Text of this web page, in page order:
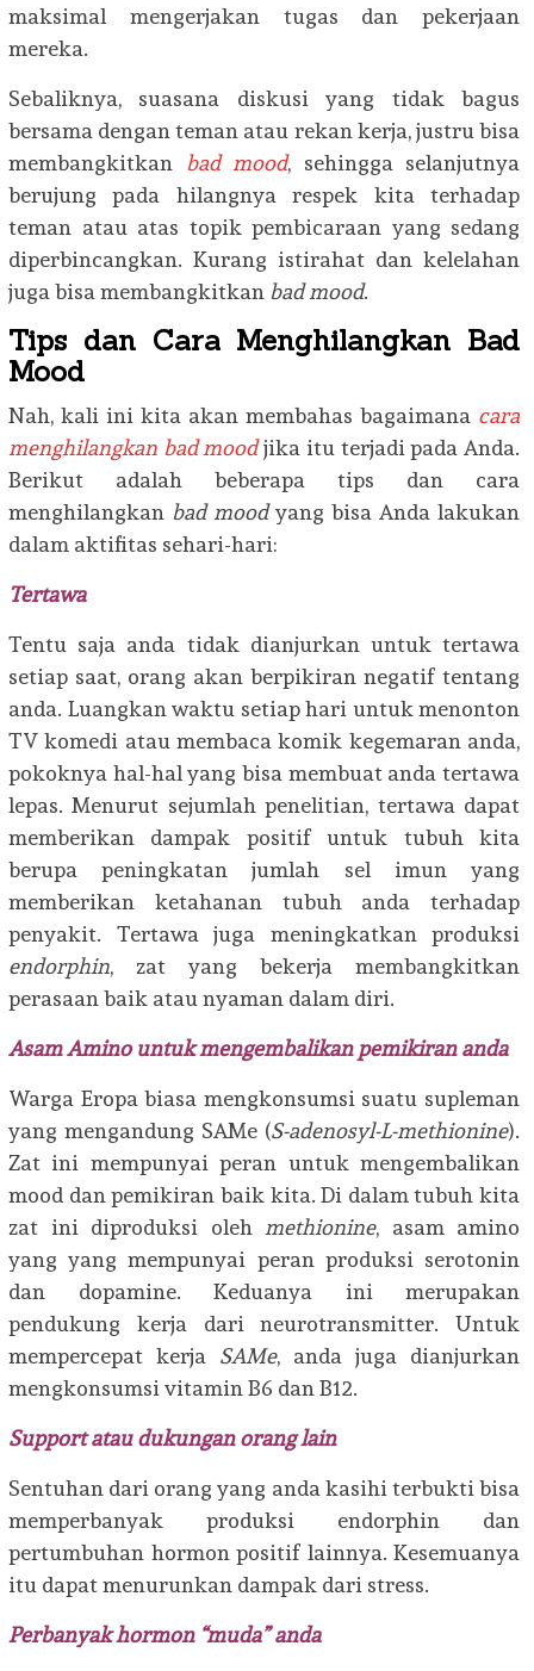
maksimal mengerjakan tugas dan pekerjaan
mereka.
Sebaliknya, suasana diskusi yang tidak bagus
bersama dengan teman atau rekan kerja, justru bisa
membangkitkan
bad mood, sehingga selanjutnya
berujung pada hilangnya respek kita terhadap
teman atau atas topik pembicaraan yang sedang
diperbincangkan. Kurang istirahat dan kelelahan
juga bisa membangkitkan bad mood.
Tips dan Cara Menghilangkan Bad
Mood
Nah, kali ini kita akan membahas bagaimana cara
menghilangkan bad moodjika itu terjadi pada Anda.
Berikut adalah beberapa tips dan cara
menghilangkan bad moodyang bisa Anda lakukan
dalam aktifitas sehari-hari:
Tertawa
Tentu saja anda tidak dianjurkan untuk tertawa
setiap saat, orang akan berpikiran negatif tentang
anda. Luangkan waktu setiap hari untuk menonton
TV komedi atau membaca komik kegemaran anda,
pokoknya hal-hal yang bisa membuat anda tertawa
lepas. Menurut sejumlah penelitian, tertawa dapat
memberikan dampak positif untuk tubuh kita
berupa peningkatan jumlah sel imun yang
memberikan ketahanan tubuh anda terhadap
penyakit. Tertawa juga meningkatkan produksi
endorphin, zat yang bekerja membangkitkan
perasaan baik atau nyaman dalam diri.
Asam Amino untuk mengembalikan pemikiran anda
Warga Eropa biasa mengkonsumsi suatu supleman
yang mengandung SAMe (S-adenosyl-L-methionine).
Zat ini mempunyai peran untuk mengembalikan
mood dan pemikiran baik kita. Di dalam tubuh kita
zat ini diproduksi oleh methionine, asam amino
yang yang mempunyai peran produksi serotonin
dan dopamine. Keduanya ini merupakan
pendukung kerja dari neurotransmitter. Untuk
mempercepat kerja SAMe, anda juga dianjurkan
mengkonsumsi vitamin B6 dan B12.
Support atau dukungan orang lain
Sentuhan dari orang yang anda kasihi terbukti bisa
memperbanyak produksi endorphin dan
pertumbuhan hormon positif lainnya. Kesemuanya
itu dapat menurunkan dampak dari stress.
Perbanyak hormon “muda” anda